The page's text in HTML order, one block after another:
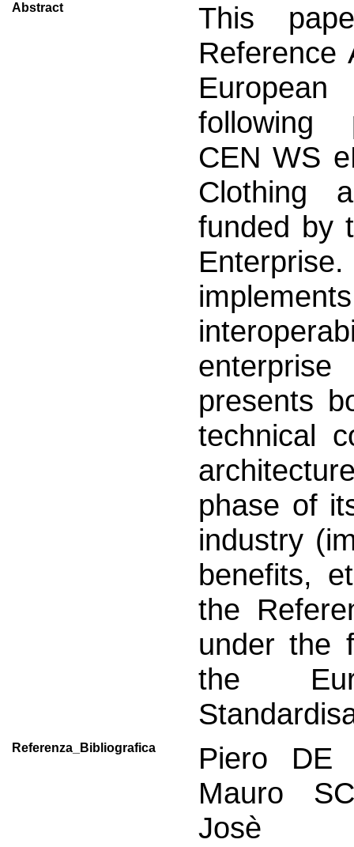
Abstract
This
Reference
following
CEN WS
Clothing
funded by
presents
technical
phase of
industry
benefits,
the
under the
the
Referenza_Bibliografica
Piero DE
Mauro
Josè